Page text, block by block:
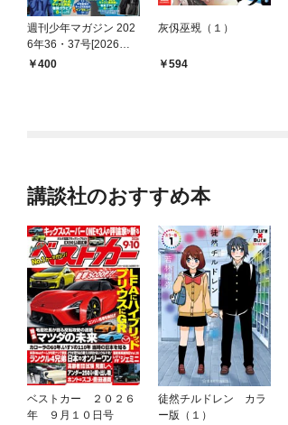
週刊少年マガジン 202
6年36・37号[2026年8
月5日発売]
400
灰仭巫覡（１）
594
講談社のおすすめ本
ベストカー ２０２６
年 ９月１０日号
徒然チルドレン カラ
ー版（１）